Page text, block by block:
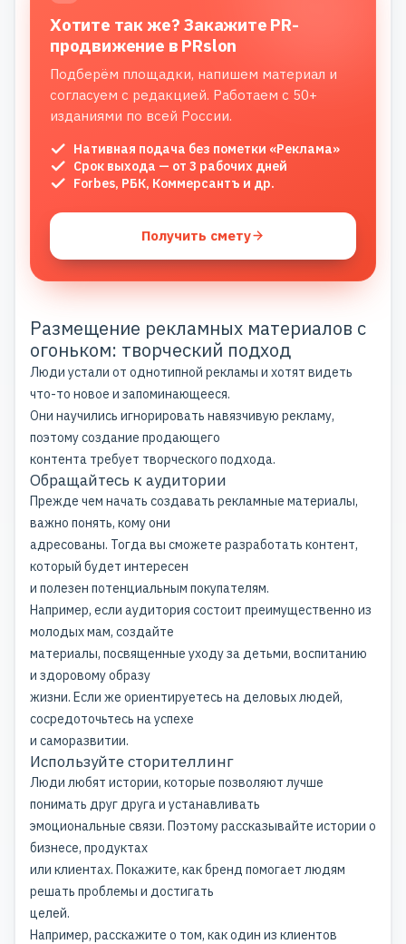
Хотите так же? Закажите PR-
продвижение в PRslon
Подберём площадки, напишем материал и
согласуем с редакцией. Работаем с 50+
изданиями по всей России.
Нативная подача без пометки «Реклама»
Срок выхода — от 3 рабочих дней
Forbes, РБК, Коммерсантъ и др.
Получить смету
Размещение рекламных материалов с
огоньком: творческий подход
Люди устали от однотипной рекламы и хотят видеть
что-то новое и запоминающееся.
Они научились игнорировать навязчивую рекламу,
поэтому создание продающего
контента требует творческого подхода.
Обращайтесь к аудитории
Прежде чем начать создавать рекламные материалы,
важно понять, кому они
адресованы. Тогда вы сможете разработать контент,
который будет интересен
и полезен потенциальным покупателям.
Например, если аудитория состоит преимущественно из
молодых мам, создайте
материалы, посвященные уходу за детьми, воспитанию
и здоровому образу
жизни. Если же ориентируетесь на деловых людей,
сосредоточьтесь на успехе
и саморазвитии.
Используйте сторителлинг
Люди любят истории, которые позволяют лучше
понимать друг друга и устанавливать
эмоциональные связи. Поэтому рассказывайте истории о
бизнесе, продуктах
или клиентах. Покажите, как бренд помогает людям
решать проблемы и достигать
целей.
Например, расскажите о том, как один из клиентов